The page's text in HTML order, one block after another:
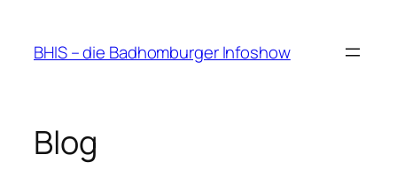
springen
BHIS – die Badhomburger Infoshow
Blog